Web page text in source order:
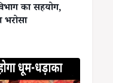
का सहयोग,